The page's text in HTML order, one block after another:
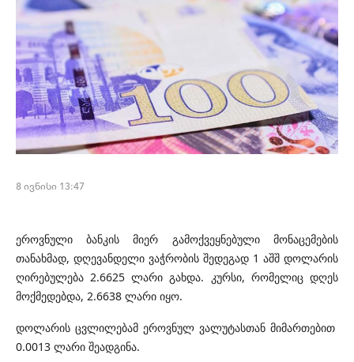
8 ივნისი 13:47
ეროვნული ბანკის მიერ გამოქვეყნებული მონაცემების
თანახმად, დღევანდელი ვაჭრობის შედეგად 1 აშშ დოლარის
ღირებულება 2.6625 ლარი გახდა. კურსი, რომელიც დღეს
მოქმედებდა, 2.6638 ლარი იყო.
დოლარის ცვლილებამ ეროვნულ ვალუტასთან მიმართებით
0.0013 ლარი შეადგინა.